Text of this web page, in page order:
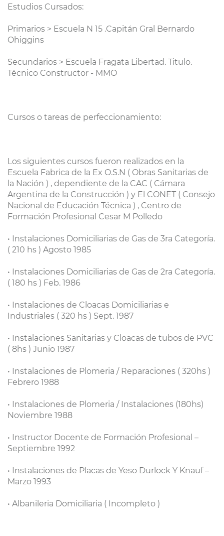
Estudios Cursados:
Primarios > Escuela N 15 .Capitán Gral Bernardo
Ohiggins
Secundarios > Escuela Fragata Libertad. Titulo.
Técnico Constructor - MMO
Cursos o tareas de perfeccionamiento:
Los siguientes cursos fueron realizados en la
Escuela Fabrica de la Ex O.S.N ( Obras Sanitarias de
la Nación ) , dependiente de la CAC ( Cámara
Argentina de la Construcción ) y El CONET ( Consejo
Nacional de Educación Técnica ) , Centro de
Formación Profesional Cesar M Polledo
• Instalaciones Domiciliarias de Gas de 3ra Categoría.
( 210 hs ) Agosto 1985
• Instalaciones Domiciliarias de Gas de 2ra Categoría.
( 180 hs ) Feb. 1986
• Instalaciones de Cloacas Domiciliarias e
Industriales ( 320 hs ) Sept. 1987
• Instalaciones Sanitarias y Cloacas de tubos de PVC
( 8hs ) Junio 1987
• Instalaciones de Plomeria / Reparaciones ( 320hs )
Febrero 1988
• Instalaciones de Plomeria / Instalaciones (180hs)
Noviembre 1988
• Instructor Docente de Formación Profesional –
Septiembre 1992
• Instalaciones de Placas de Yeso Durlock Y Knauf –
Marzo 1993
• Albanileria Domiciliaria ( Incompleto )